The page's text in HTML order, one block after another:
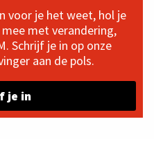
voor je het weet, hol je
met verandering,
Schrijf je in op onze
aan de pols.
je in